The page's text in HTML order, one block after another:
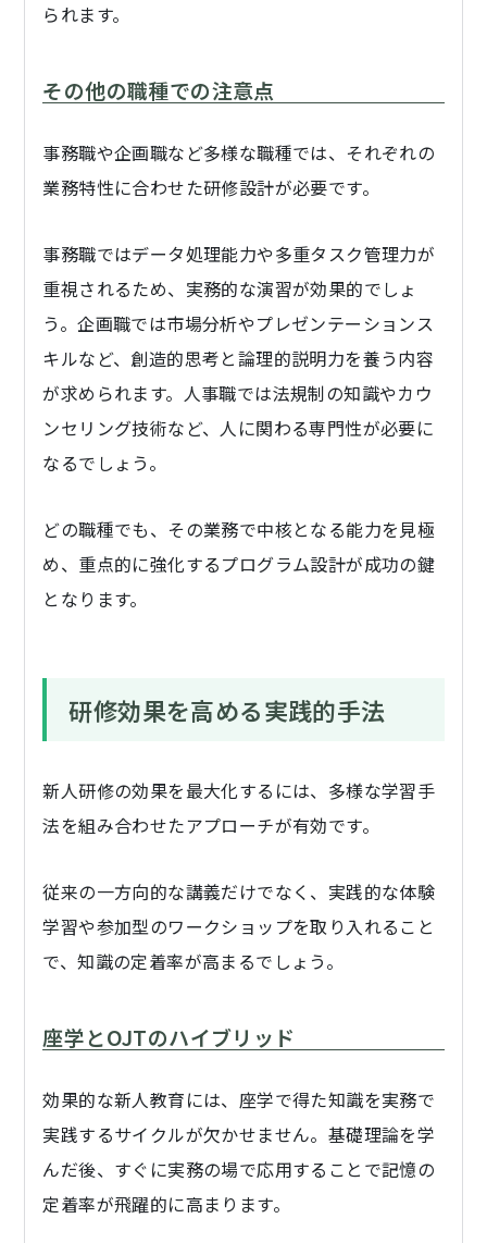
られます。
その他の職種での注意点
事務職や企画職など多様な職種では、それぞれの
業務特性に合わせた研修設計が必要です。
事務職ではデータ処理能力や多重タスク管理力が
重視されるため、実務的な演習が効果的でしょ
う。企画職では市場分析やプレゼンテーションス
キルなど、創造的思考と論理的説明力を養う内容
が求められます。人事職では法規制の知識やカウ
ンセリング技術など、人に関わる専門性が必要に
なるでしょう。
どの職種でも、その業務で中核となる能力を見極
め、重点的に強化するプログラム設計が成功の鍵
となります。
研修効果を高める実践的手法
新人研修の効果を最大化するには、多様な学習手
法を組み合わせたアプローチが有効です。
従来の一方向的な講義だけでなく、実践的な体験
学習や参加型のワークショップを取り入れること
で、知識の定着率が高まるでしょう。
座学とOJTのハイブリッド
効果的な新人教育には、座学で得た知識を実務で
実践するサイクルが欠かせません。基礎理論を学
んだ後、すぐに実務の場で応用することで記憶の
定着率が飛躍的に高まります。